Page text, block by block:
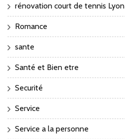
rénovation court de tennis Lyon
Romance
sante
Santé et Bien etre
Securité
Service
Service a la personne